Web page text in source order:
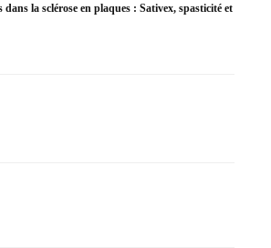
dans la sclérose en plaques : Sativex, spasticité et
de la